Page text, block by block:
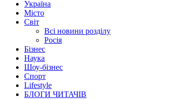
Україна
Місто
Світ
Всі новини розділу
Росія
Бізнес
Наука
Шоу-бізнес
Спорт
Lifestyle
БЛОГИ ЧИТАЧІВ